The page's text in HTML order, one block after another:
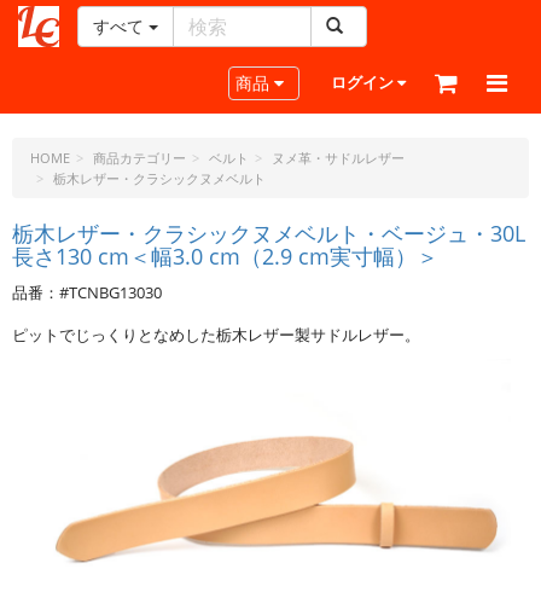
ー
ラ
フ
ド
ッ
ト・
ェ
すべて
Toggle navigation
商品 ログイン
HOME 商品カテゴリー ベルト
ヌメ革・サドルレザー
栃木レザー・クラシックヌメベルト
栃木レザー・クラシックヌメベルト・ベージュ・30L
長さ130 cm＜幅3.0 cm（2.9 cm実寸幅）＞
品番：#TCNBG13030
ピットでじっくりとなめした栃木レザー製サドルレザー。